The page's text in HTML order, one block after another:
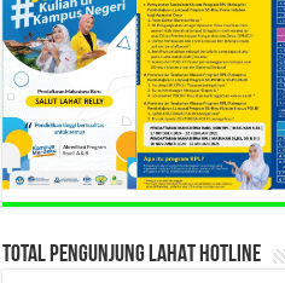
TOTAL PENGUNJUNG LAHAT HOTLINE